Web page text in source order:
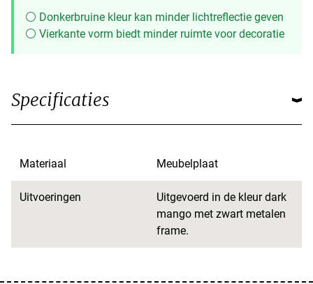
⚪ Donkerbruine kleur kan minder lichtreflectie geven
⚪ Vierkante vorm biedt minder ruimte voor decoratie
Specificaties
Materiaal Meubelplaat
Uitvoeringen
Uitgevoerd in de kleur dark
mango met zwart metalen
frame.